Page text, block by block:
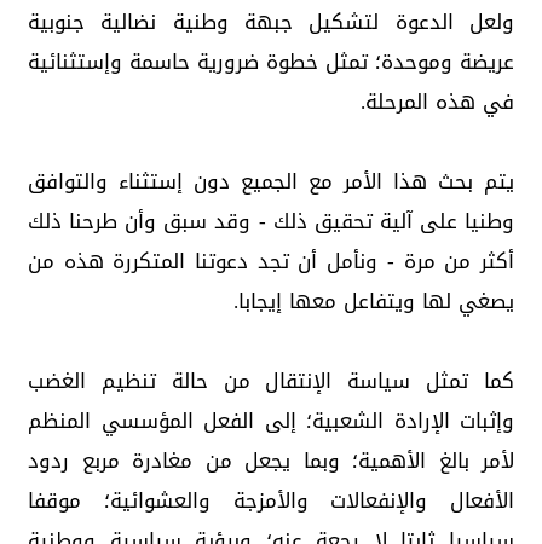
ولعل الدعوة لتشكيل جبهة وطنية نضالية جنوبية
عريضة وموحدة؛ تمثل خطوة ضرورية حاسمة وإستثنائية
في هذه المرحلة.
يتم بحث هذا الأمر مع الجميع دون إستثناء والتوافق
وطنيا على آلية تحقيق ذلك - وقد سبق وأن طرحنا ذلك
أكثر من مرة - ونأمل أن تجد دعوتنا المتكررة هذه من
يصغي لها ويتفاعل معها إيجابا.
كما تمثل سياسة الإنتقال من حالة تنظيم الغضب
وإثبات الإرادة الشعبية؛ إلى الفعل المؤسسي المنظم
لأمر بالغ الأهمية؛ وبما يجعل من مغادرة مربع ردود
الأفعال والإنفعالات والأمزجة والعشوائية؛ موقفا